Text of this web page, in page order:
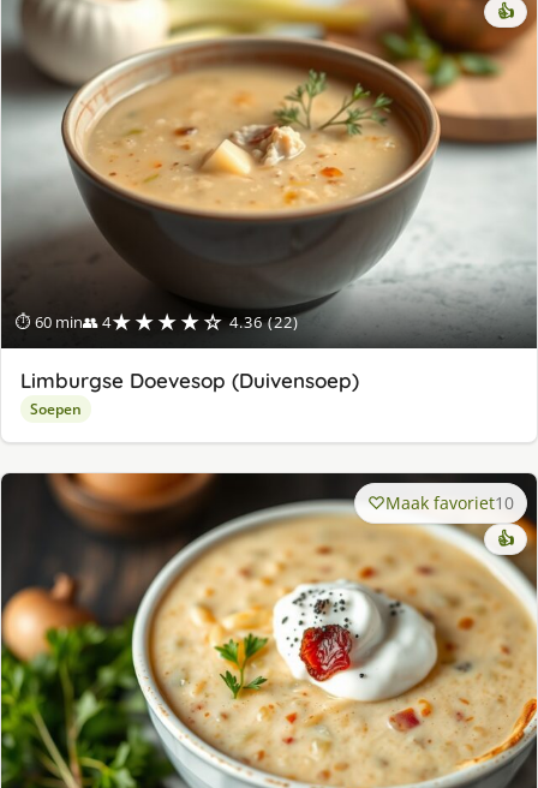
⏱ 60 min👥 4★★★★☆ 4.36 (22)
👍
Limburgse Doevesop (Duivensoep)
Soepen
Maak favoriet10
👍